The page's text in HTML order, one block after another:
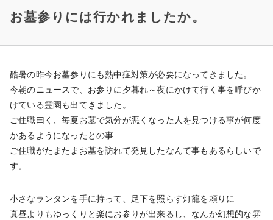
お墓参りには行かれましたか。
酷暑の昨今お墓参りにも熱中症対策が必要になってきました。
今朝のニュースで、お参りに夕暮れ～夜にかけて行く事を呼びか
けている霊園も出てきました。
ご住職曰く、毎夏お墓で気分が悪くなった人を見つける事が何度
かあるようになったとの事
ご住職がたまたまお墓を訪れて発見したなんて事もあるらしいで
す。
小さなランタンを手に持って、足下を照らす灯籠を頼りに
真昼よりもゆっくりと楽にお参りが出来るし、なんか幻想的な雰